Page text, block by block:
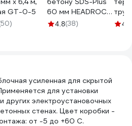
GT-0-5
60 мм HEADROCK
422-010-60
4.8(38) 4.9
усиленная для скрытой
для установки
других электроустановочных
стенах. Цвет коробки -
от -5 до +60 С.